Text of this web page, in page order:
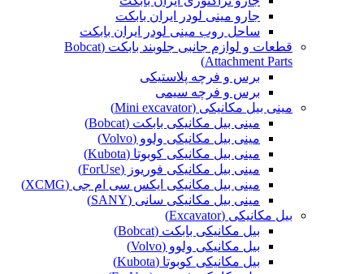
جارو مینی لودر ایران بابکت
ساحل روب مینی لودر ایران بابکت
قطعات و لوازم جانبی جلوبند بابکت (Bobcat
Attachment Parts)
برس و فرچه پلاستیکی
برس و فرچه سیمی
مینی بیل مکانیکی (Mini excavator)
مینی بیل مکانیکی بابکت (Bobcat)
مینی بیل مکانیکی ولوو (Volvo)
مینی بیل مکانیکی کوبوتا (Kubota)
مینی بیل مکانیکی فوریوز (ForUse)
مینی بیل مکانیکی ایکس سی ام جی (XCMG)
مینی بیل مکانیکی سانی (SANY)
بیل مکانیکی (Excavator)
بیل مکانیکی بابکت (Bobcat)
بیل مکانیکی ولوو (Volvo)
بیل مکانیکی کوبوتا (Kubota)